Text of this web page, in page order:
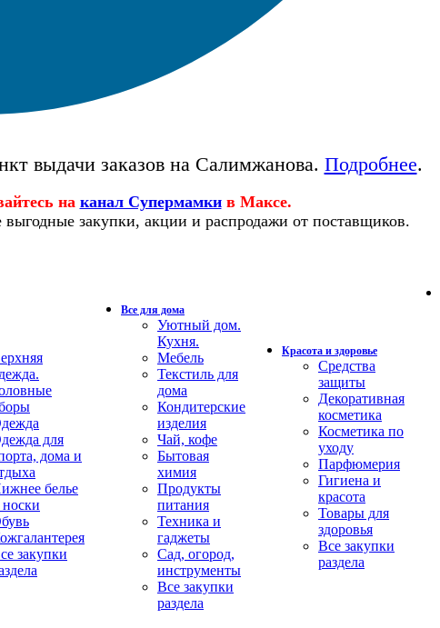
выдачи заказов на Салимжанова. Подробнее.
на канал Супермамки в Максе.
закупки, акции и распродажи от поставщиков.
для
дома и
белье
закупки
Все для дома
Уютный дом.
Кухня.
Мебель
Текстиль для
дома
Кондитерские
изделия
Чай, кофе
Бытовая
химия
Продукты
питания
Техника и
гаджеты
Сад, огород,
инструменты
Все закупки
раздела
Красота и здоровье
Средства
защиты
Декоративная
косметика
Косметика по
уходу
Парфюмерия
Гигиена и
красота
Товары для
здоровья
Все закупки
раздела